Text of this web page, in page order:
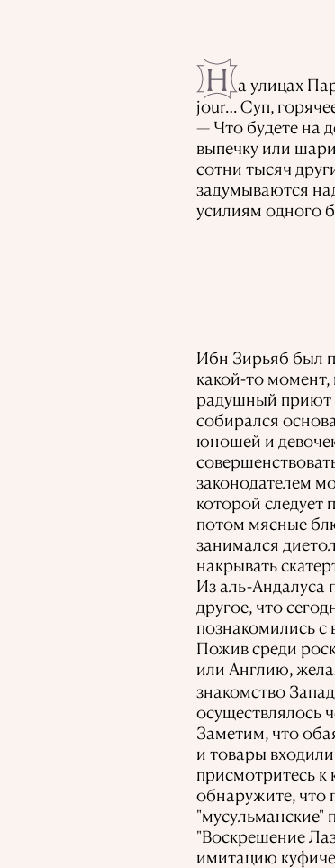
Н а улицах
jour… Суп,
— Что будете на
выпечку или
сотни тысяч
задумываются
усилиям одного
Ибн Зирьяб был
какой-то
радушный приют
собирался
юношей и
законодателем
которой следует
потом мясные
занимался
накрывать
Из аль-Андалуса
другое, что
познакомились с
Пожив среди
или Англию,
знакомство
осуществлялось
Заметим, что
и товары
присмотритесь к
обнаружите, что
"Воскрешение
имитацию